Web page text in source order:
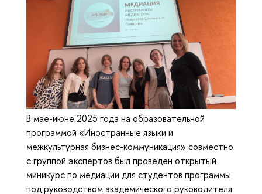
В мае-июне 2025 года на образовательной
программой «Иностранные языки и
межкультурная бизнес-коммуникация» совместно
с группой экспертов был проведен открытый
миникурс по медиации для студентов программы
под руководством академического руководителя